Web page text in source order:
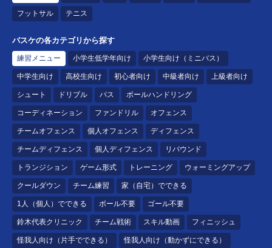
フットサル テニス
バスケの各カテゴリから探す
練習メニュー 小学生低学年向け 小学生向け（ミニバス）
中学生向け 高校生向け 初心者向け 中級者向け 上級者向け
シュート ドリブル パス ボールハンドリング
コーディネーション ファンドリル オフェンス
チームオフェンス 個人オフェンス ディフェンス
チームディフェンス 個人ディフェンス リバウンド
トランジション ゲーム形式 トレーニング ウォーミングアップ
クールダウン チーム練習 家（自宅）でできる
1人（個人）でできる ボール不要 ゴール不要
鈴木代表クリニック チーム戦術 スキル動画 フィニッシュ
怪我人向け（片手でできる） 怪我人向け（動かずにできる）